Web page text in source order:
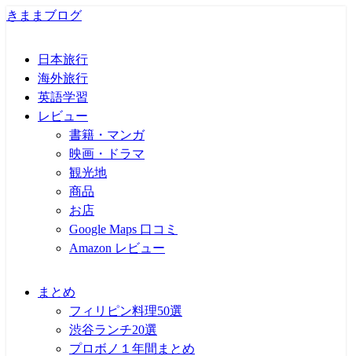
きままブログ
日本旅行
海外旅行
英語学習
レビュー
書籍・マンガ
映画・ドラマ
観光地
商品
お店
Google Maps 口コミ
Amazon レビュー
まとめ
フィリピン料理50選
渋谷ランチ20選
プロボノ１年間まとめ